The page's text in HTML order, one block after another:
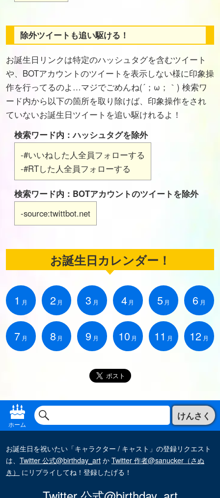
除外ツイートも追い駆ける！
お誕生日リンクは特定のハッシュタグを含むツイート
や、BOTアカウントのツイートを表示しない様に印象操
作を行ってるのよ…マジでごめんね(´；ω；｀) 検索ワ
ード内から以下の箇所を取り除けば、印象操作をされ
ていないお誕生日ツイートを追い駆けれるよ！
検索ワード内：ハッシュタグを除外
-#いいねした人全員フォローする
-#RTした人全員フォローする
検索ワード内：BOTアカウントのツイートを除外
-source:twittbot.net
お誕生日カレンダー！
1 月 2 月 3 月 4 月 5 月 6 月
7 月 8 月 9 月 10 月 11 月 12 月
ホーム
けんさく
お誕生日を祝いたい「キャラクター / キャスト」の登録リクエスト
は、 Twitter 公式@birthday_artかTwitter 作者@sanucker（さぬ
き）
にリプライしてね！登録したげる！